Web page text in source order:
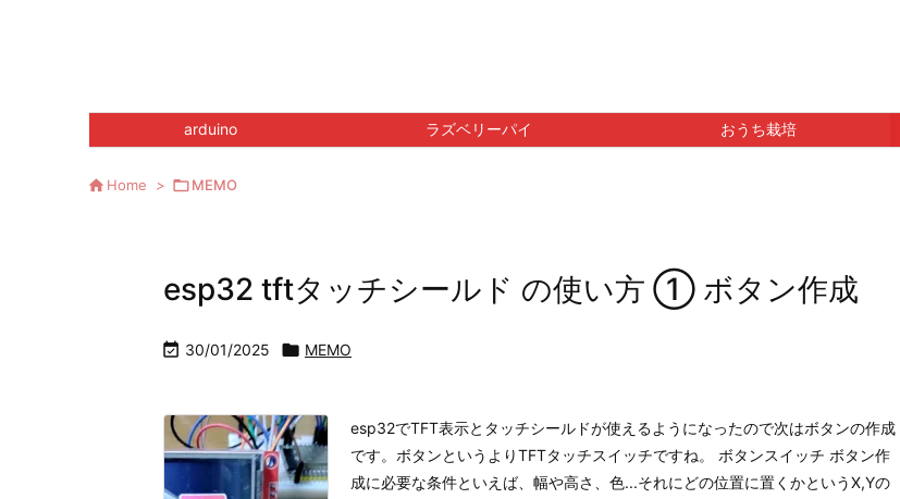
arduino ラズベリーパイ おうち栽培
 Home > MEMO
esp32 tftタッチシールド の使い方 ① ボタン作成
 30/01/2025  MEMO
esp32でTFT表示とタッチシールドが使えるようになったので次はボタンの作成
です。ボタンというよりTFTタッチスイッチですね。 ボタンスイッチ ボタン作
成に必要な条件といえば、幅や高さ、色...それにどの位置に置くかというX,Yの